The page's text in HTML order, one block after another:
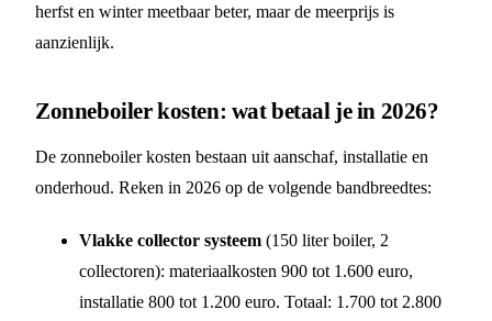
herfst en winter meetbaar beter, maar de meerprijs is
aanzienlijk.
Zonneboiler kosten: wat betaal je in 2026?
De zonneboiler kosten bestaan uit aanschaf, installatie en
onderhoud. Reken in 2026 op de volgende bandbreedtes:
Vlakke collector systeem (150 liter boiler, 2
collectoren): materiaalkosten 900 tot 1.600 euro,
installatie 800 tot 1.200 euro. Totaal: 1.700 tot 2.800